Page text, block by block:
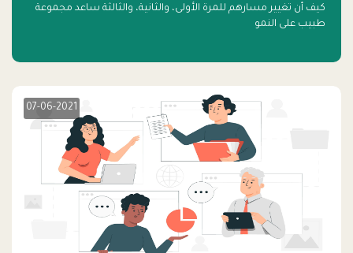
كيف أن تغيير مسارهم للمرة الأولى، والثانية، والثالثة ساعد مجموعة
طبيب على النمو
07-06-2021